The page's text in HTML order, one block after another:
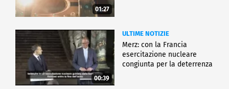
01:27
00:39
ULTIME NOTIZIE
Merz: con la Francia
esercitazione nucleare
congiunta per la deterrenza